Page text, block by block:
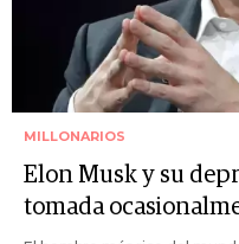
MILLONARIOS
Elon Musk y su
tomada